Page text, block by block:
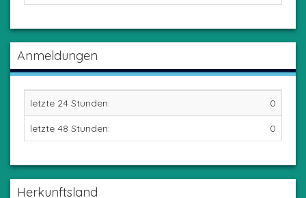
Anmeldungen
letzte 24 Stunden: 0
letzte 48 Stunden: 0
Herkunftsland